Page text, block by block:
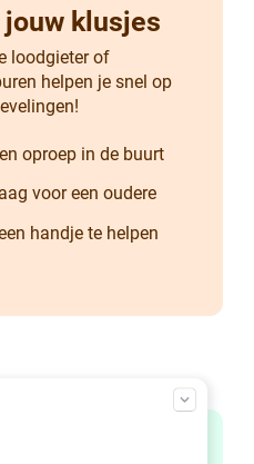
klusjes
loodgieter of
helpen je snel op
oproep in de buurt
voor een oudere
handje te helpen